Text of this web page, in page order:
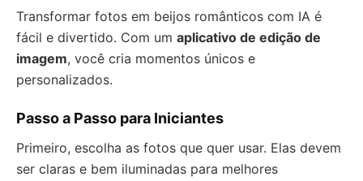
Transformar fotos em beijos românticos com IA é
fácil e divertido. Com um aplicativo de edição de
imagem, você cria momentos únicos e
personalizados.
Passo a Passo para Iniciantes
Primeiro, escolha as fotos que quer usar. Elas devem
ser claras e bem iluminadas para melhores